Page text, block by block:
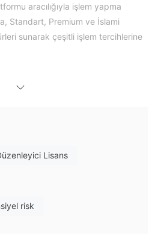
aracılığıyla işlem yapma
Standart, Premium ve İslami
sunarak çeşitli işlem tercihlerine
klon aracı kurumdur.
Ancak bu düzenlemenin klon
bulundurulmalıdır.
İşlem Yapabilirim?
yanı sıra, Elite Capitals altın,
Lisans
risk